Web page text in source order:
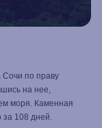
Сочи по праву
на нее,
моря. Каменная
за 108 дней.